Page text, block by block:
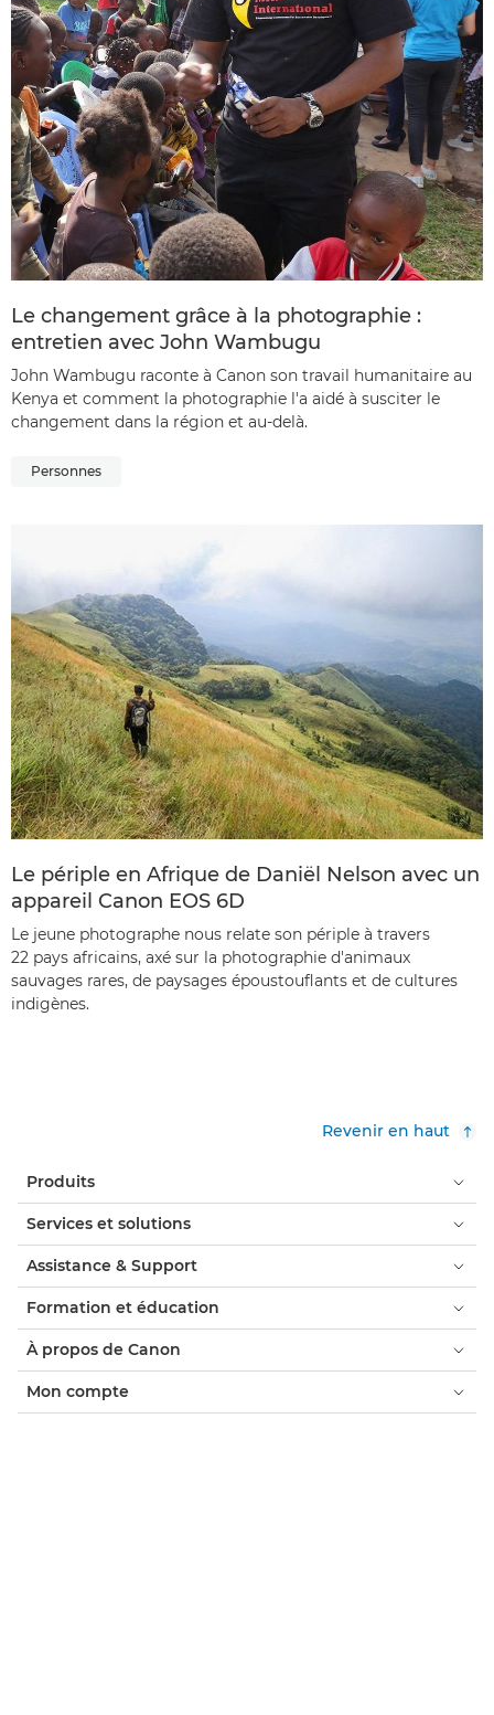
Le changement grâce à la photographie :
entretien avec John Wambugu
John Wambugu raconte à Canon son travail humanitaire au
Kenya et comment la photographie l'a aidé à susciter le
changement dans la région et au-delà.
Personnes
Le périple en Afrique de Daniël Nelson avec un
appareil Canon EOS 6D
Le jeune photographe nous relate son périple à travers
22 pays africains, axé sur la photographie d'animaux
sauvages rares, de paysages époustouflants et de cultures
indigènes.
Revenir en haut
Produits
Services et solutions
Assistance & Support
Formation et éducation
À propos de Canon
Mon compte